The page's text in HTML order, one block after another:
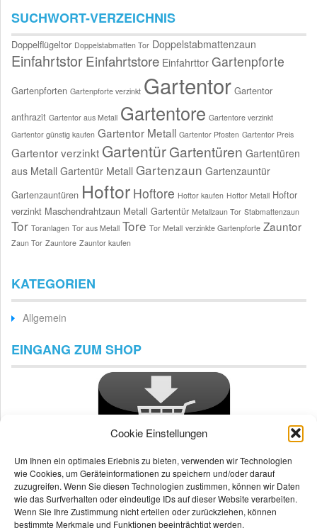
Cookie Einstellungen
Um Ihnen ein optimales Erlebnis zu bieten, verwenden wir Technologien
wie Cookies, um Geräteinformationen zu speichern und/oder darauf
zuzugreifen. Wenn Sie diesen Technologien zustimmen, können wir Daten
wie das Surfverhalten oder eindeutige IDs auf dieser Website verarbeiten.
Wenn Sie Ihre Zustimmung nicht erteilen oder zurückziehen, können
bestimmte Merkmale und Funktionen beeinträchtigt werden.
SUCHWORT-VERZEICHNIS
Doppelflügeltor Doppelstabmatten Tor Doppelstabmattenzaun
EinfahrtstorEinfahrtstore Einfahrttor Gartenpforte
Gartenpforten Gartenpforte verzinkt Gartentor Gartentor
anthrazit Gartentor aus Metall Gartentore Gartentore verzinkt
Gartentor günstig kaufen Gartentor Metall Gartentor Pfosten Gartentor Preis
Gartentor verzinkt GartentürGartentüren Gartentüren
aus Metall Gartentür Metall Gartenzaun Gartenzauntür
Gartenzauntüren Hoftor Hoftore Hoftor kaufen Hoftor Metall Hoftor
verzinkt Maschendrahtzaun Metall Gartentür Metallzaun Tor Stabmattenzaun
Tor Toranlagen Tor aus Metall Tore Tor Metall verzinkte Gartenpforte Zauntor
Zaun Tor Zauntore Zauntor kaufen
KATEGORIEN
Allgemein
EINGANG ZUM SHOP